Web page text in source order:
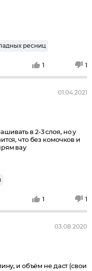
ресниц
1 1
01.04.2021
в 2-3 слоя, но у
что без комочков и
вау
1 1
03.08.2020
и объём не даст (свои